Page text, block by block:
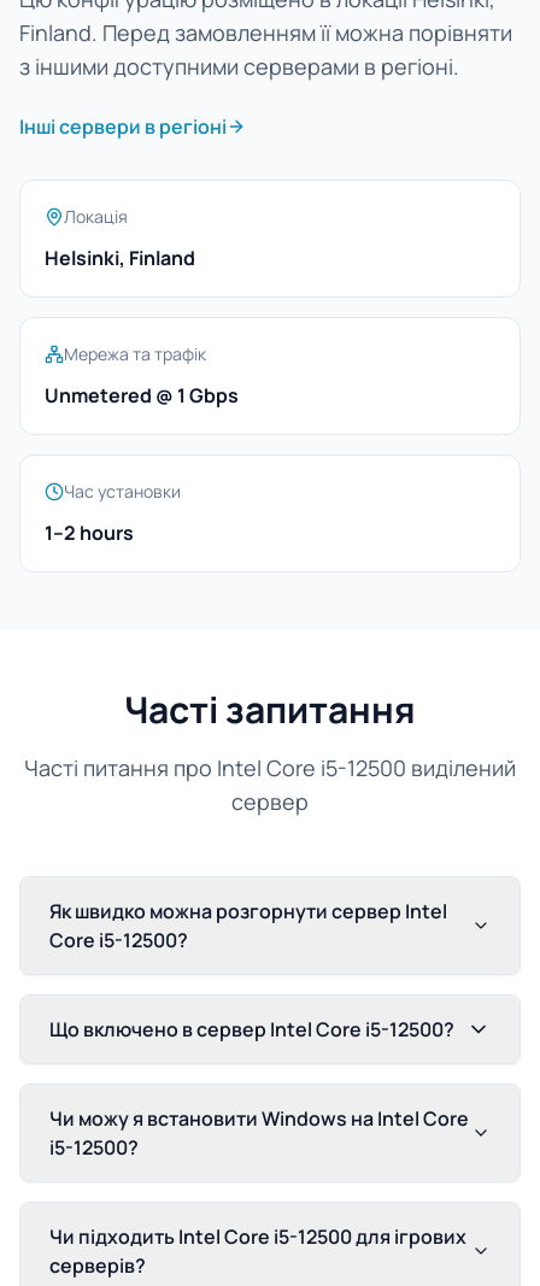
Finland. Перед замовленням її можна порівняти
з іншими доступними серверами в регіоні.
Інші сервери в регіоні
Локація
Helsinki, Finland
Мережа та трафік
Unmetered @ 1 Gbps
Час установки
1–2 hours
Часті запитання
Часті питання про Intel Core i5-12500 виділений
сервер
Як швидко можна розгорнути сервер Intel
Core i5-12500?
Що включено в сервер Intel Core i5-12500?
Чи можу я встановити Windows на Intel Core
i5-12500?
Чи підходить Intel Core i5-12500 для ігрових
серверів?